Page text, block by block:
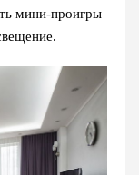
мини-проигры